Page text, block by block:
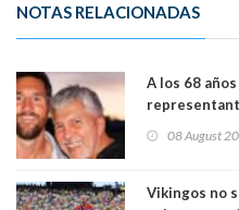
NOTAS RELACIONADAS
A los 68
08 August
Vikingos no